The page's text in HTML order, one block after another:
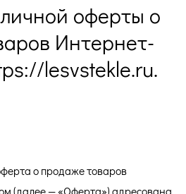
оферты о
Интернет-
lesvstekle.ru.
о продаже товаров
(далее — «Оферта») адресована